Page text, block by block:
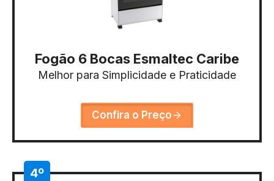
Fogão 6 Bocas Esmaltec Caribe
Melhor para Simplicidade e Praticidade
Confira o Preço
4º